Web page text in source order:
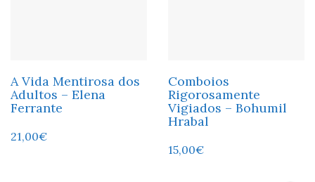
A Vida Mentirosa dos
Adultos – Elena
Ferrante
21,00€
Comboios
Rigorosamente
Vigiados – Bohumil
Hrabal
15,00€